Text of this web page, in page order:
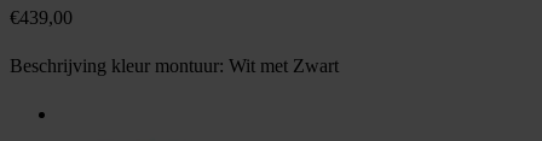
€439,00
Beschrijving kleur montuur: Wit met Zwart